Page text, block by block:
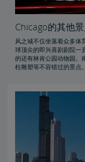
Chicago的其他
风之城不仅坐落着众多
球顶尖的即兴喜剧剧院一
的还有林肯公园动物园。
柱雕塑等不容错过的景点。